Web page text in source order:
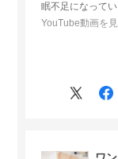
眠不足になって
YouTube動画を
からの声はほぼ
との事でした)